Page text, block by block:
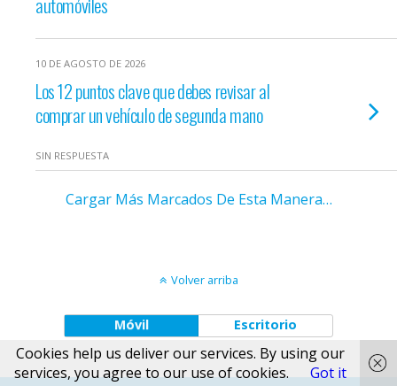
10 DE AGOSTO DE 2026
Los 12 puntos clave que debes revisar al
comprar un vehículo de segunda mano
SIN RESPUESTA
Cargar Más Marcados De Esta Manera…
Volver arriba
Móvil Escritorio
Cookies help us deliver our services. By using our
services, you agree to our use of cookies.
Got it